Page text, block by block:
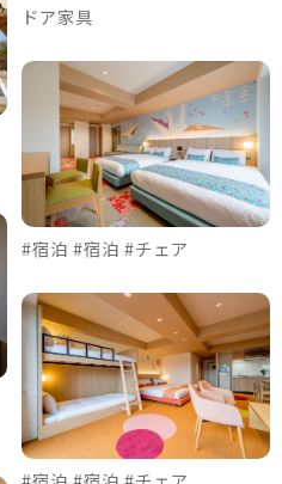
ドア家具
#宿泊 #宿泊 #チェア